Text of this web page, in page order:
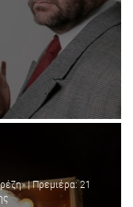
| Πρεμιέρα: 21